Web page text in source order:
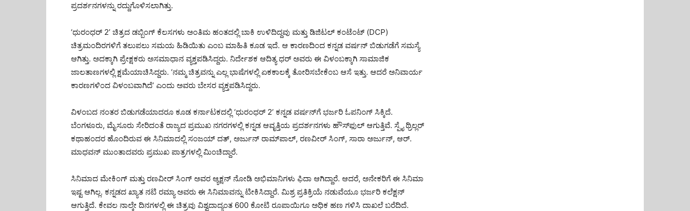
ಪ್ರದರ್ಶನಗಳನ್ನು ರದ್ದುಗೊಳಿಸಲಾಗಿತ್ತು.
‘ಧುರಂಧರ್ 2’ ಚಿತ್ರದ ಡಬ್ಬಿಂಗ್ ಕೆಲಸಗಳು ಅಂತಿಮ ಹಂತದಲ್ಲಿ ಬಾಕಿ ಉಳಿದಿದ್ದವು ಮತ್ತು ಡಿಜಿಟಲ್ ಕಂಟೆಂಟ್ (DCP)
ಚಿತ್ರಮಂದಿರಗಳಿಗೆ ತಲುಪಲು ಸಮಯ ಹಿಡಿಯಿತು ಎಂಬ ಮಾಹಿತಿ ಕೂಡ ಇದೆ. ಆ ಕಾರಣದಿಂದ ಕನ್ನಡ ವರ್ಷನ್ ಬಿಡುಗಡೆಗೆ ಸಮಸ್ಯೆ
ಆಗಿತ್ತು. ಅದಕ್ಕಾಗಿ ಪ್ರೇಕ್ಷಕರು ಅಸಮಾಧಾನ ವ್ಯಕ್ತಪಡಿಸಿದ್ದರು. ನಿರ್ದೇಶಕ ಆದಿತ್ಯ ಧರ್ ಅವರು ಈ ವಿಳಂಬಕ್ಕಾಗಿ ಸಾಮಾಜಿಕ
ಜಾಲತಾಣಗಳಲ್ಲಿ ಕ್ಷಮೆಯಾಚಿಸಿದ್ದರು. ‘ನಮ್ಮ ಚಿತ್ರವನ್ನು ಎಲ್ಲ ಭಾಷೆಗಳಲ್ಲಿ ಏಕಕಾಲಕ್ಕೆ ತೋರಿಸಬೇಕೆಂಬ ಆಸೆ ಇತ್ತು. ಆದರೆ ಅನಿವಾರ್ಯ
ಕಾರಣಗಳಿಂದ ವಿಳಂಬವಾಗಿದೆ’ ಎಂದು ಅವರು ಬೇಸರ ವ್ಯಕ್ತಪಡಿಸಿದ್ದರು.
ವಿಳಂಬದ ನಂತರ ಬಿಡುಗಡೆಯಾದರೂ ಕೂಡ ಕರ್ನಾಟಕದಲ್ಲಿ ‘ಧುರಂಧರ್ 2’ ಕನ್ನಡ ವರ್ಷನ್​​ಗೆ ಭರ್ಜರಿ ಓಪನಿಂಗ್ ಸಿಕ್ಕಿದೆ.
ಬೆಂಗಳೂರು, ಮೈಸೂರು ಸೇರಿದಂತೆ ರಾಜ್ಯದ ಪ್ರಮುಖ ನಗರಗಳಲ್ಲಿ ಕನ್ನಡ ಆವೃತ್ತಿಯ ಪ್ರದರ್ಶನಗಳು ಹೌಸ್‌ಫುಲ್ ಆಗುತ್ತಿವೆ. ಸ್ಪೈ ಥ್ರಿಲ್ಲರ್
ಕಥಾಹಂದರ ಹೊಂದಿರುವ ಈ ಸಿನಿಮಾದಲ್ಲಿ ಸಂಜಯ್ ದತ್, ಅರ್ಜುನ್ ರಾಮ್​ಪಾಲ್, ರಣವೀರ್ ಸಿಂಗ್, ಸಾರಾ ಅರ್ಜುನ್, ಆರ್.
ಮಾಧವನ್ ಮುಂತಾದವರು ಪ್ರಮುಖ ಪಾತ್ರಗಳಲ್ಲಿ ಮಿಂಚಿದ್ದಾರೆ.
ಸಿನಿಮಾದ ಮೇಕಿಂಗ್ ಮತ್ತು ರಣವೀರ್ ಸಿಂಗ್ ಅವರ ಆ್ಯಕ್ಷನ್ ನೋಡಿ ಅಭಿಮಾನಿಗಳು ಫಿದಾ ಆಗಿದ್ದಾರೆ. ಆದರೆ, ಅನೇಕರಿಗೆ ಈ ಸಿನಿಮಾ
ಇಷ್ಟ ಆಗಿಲ್ಲ. ಕನ್ನಡದ ಖ್ಯಾತ ನಟಿ ರಮ್ಯಾ ಅವರು ಈ ಸಿನಿಮಾವನ್ನು ಟೀಕಿಸಿದ್ದಾರೆ. ಮಿಶ್ರ ಪ್ರತಿಕ್ರಿಯೆ ನಡುವೆಯೂ ಭರ್ಜರಿ ಕಲೆಕ್ಷನ್
ಆಗುತ್ತಿದೆ. ಕೇವಲ ನಾಲ್ಕೇ ದಿನಗಳಲ್ಲಿ ಈ ಚಿತ್ರವು ವಿಶ್ವದಾದ್ಯಂತ 600 ಕೋಟಿ ರೂಪಾಯಿಗೂ ಅಧಿಕ ಹಣ ಗಳಿಸಿ ದಾಖಲೆ ಬರೆದಿದೆ.